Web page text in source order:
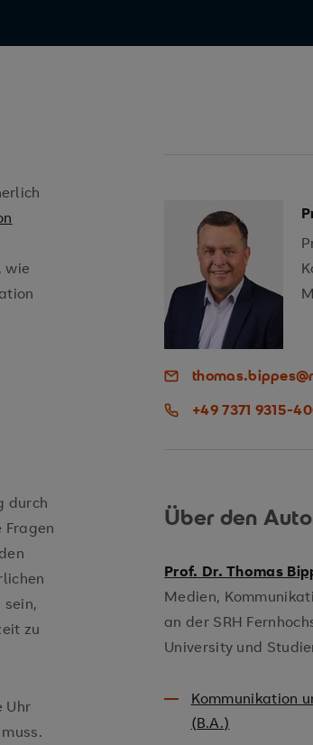
wie
durch
zu
Uhr
+49 7371 9315-
Über den
Prof. Dr. Thomas
Medien,
an der SRH
University und
Kommunikation
(B.A.)